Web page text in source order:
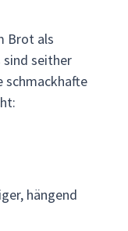
Brot als
sind seither
schmackhafte
hängend